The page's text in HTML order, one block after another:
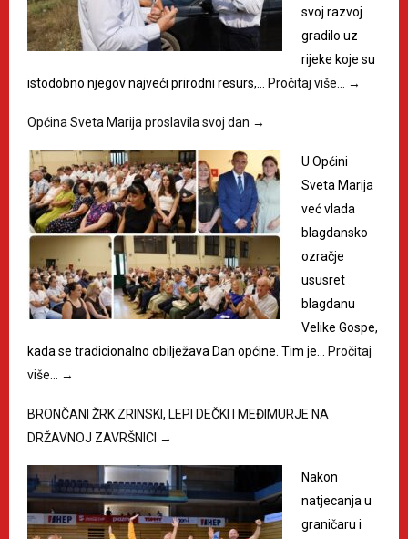
svoj razvoj
gradilo uz
rijeke koje su
istodobno njegov najveći prirodni resurs,… Pročitaj više… →
Općina Sveta Marija proslavila svoj dan →
U Općini
Sveta Marija
već vlada
blagdansko
ozračje
ususret
blagdanu
Velike Gospe,
kada se tradicionalno obilježava Dan općine. Tim je… Pročitaj
više…
→
BRONČANI ŽRK ZRINSKI, LEPI DEČKI I MEĐIMURJE NA
DRŽAVNOJ ZAVRŠNICI →
Nakon
natjecanja u
graničaru i